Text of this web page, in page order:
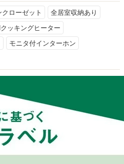
ローゼット
全居室収納あり
ッキングヒーター
モニタ付インターホン